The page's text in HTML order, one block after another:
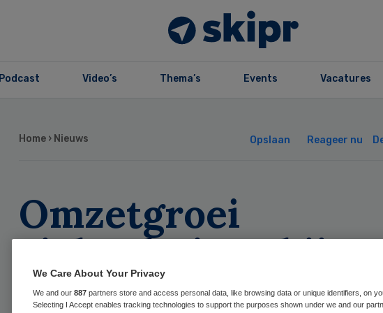
Podcast Video’s Thema’s Events Vacatures
Home › Nieuws Opslaan Reageer nu
Omzetgroei
ziekenhuizen bijna
dertig procent
We Care About Your Privacy
We and our 887 partners store and access personal data, like browsing data or unique identifiers, on
Selecting I Accept enables tracking technologies to support the purposes shown under we and our